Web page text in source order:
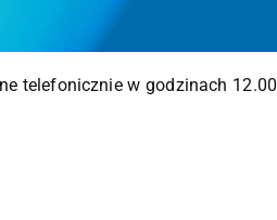
telefonicznie w godzinach 12.00